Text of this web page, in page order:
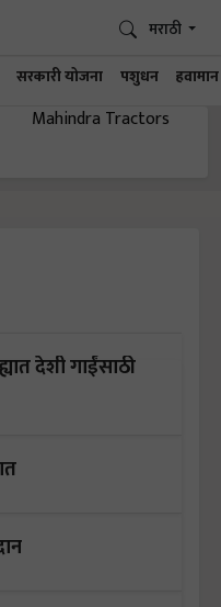
सरकारी योजना पशुधन हवामान
मराठी
देशी गाईंसाठी